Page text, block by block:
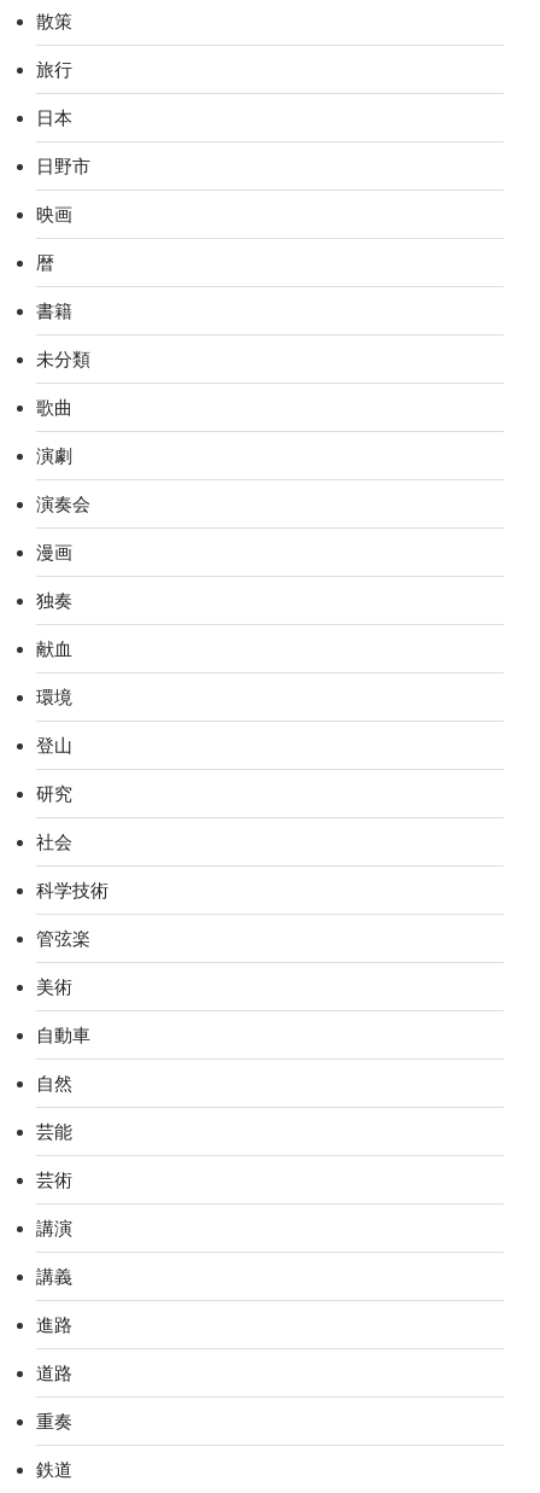
散策
旅行
日本
日野市
映画
暦
書籍
未分類
歌曲
演劇
演奏会
漫画
独奏
献血
環境
登山
研究
社会
科学技術
管弦楽
美術
自動車
自然
芸能
芸術
講演
講義
進路
道路
重奏
鉄道